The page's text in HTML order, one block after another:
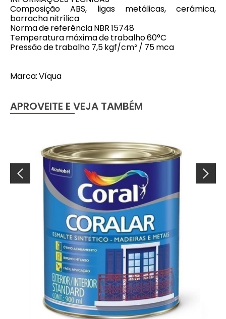
Composição ABS, ligas metálicas, cerâmica,
borracha nitrílica
Norma de referência NBR 15748
Temperatura máxima de trabalho 60°C
Pressão de trabalho 7,5 kgf/cm² / 75 mca
Marca: Víqua
APROVEITE E VEJA TAMBÉM